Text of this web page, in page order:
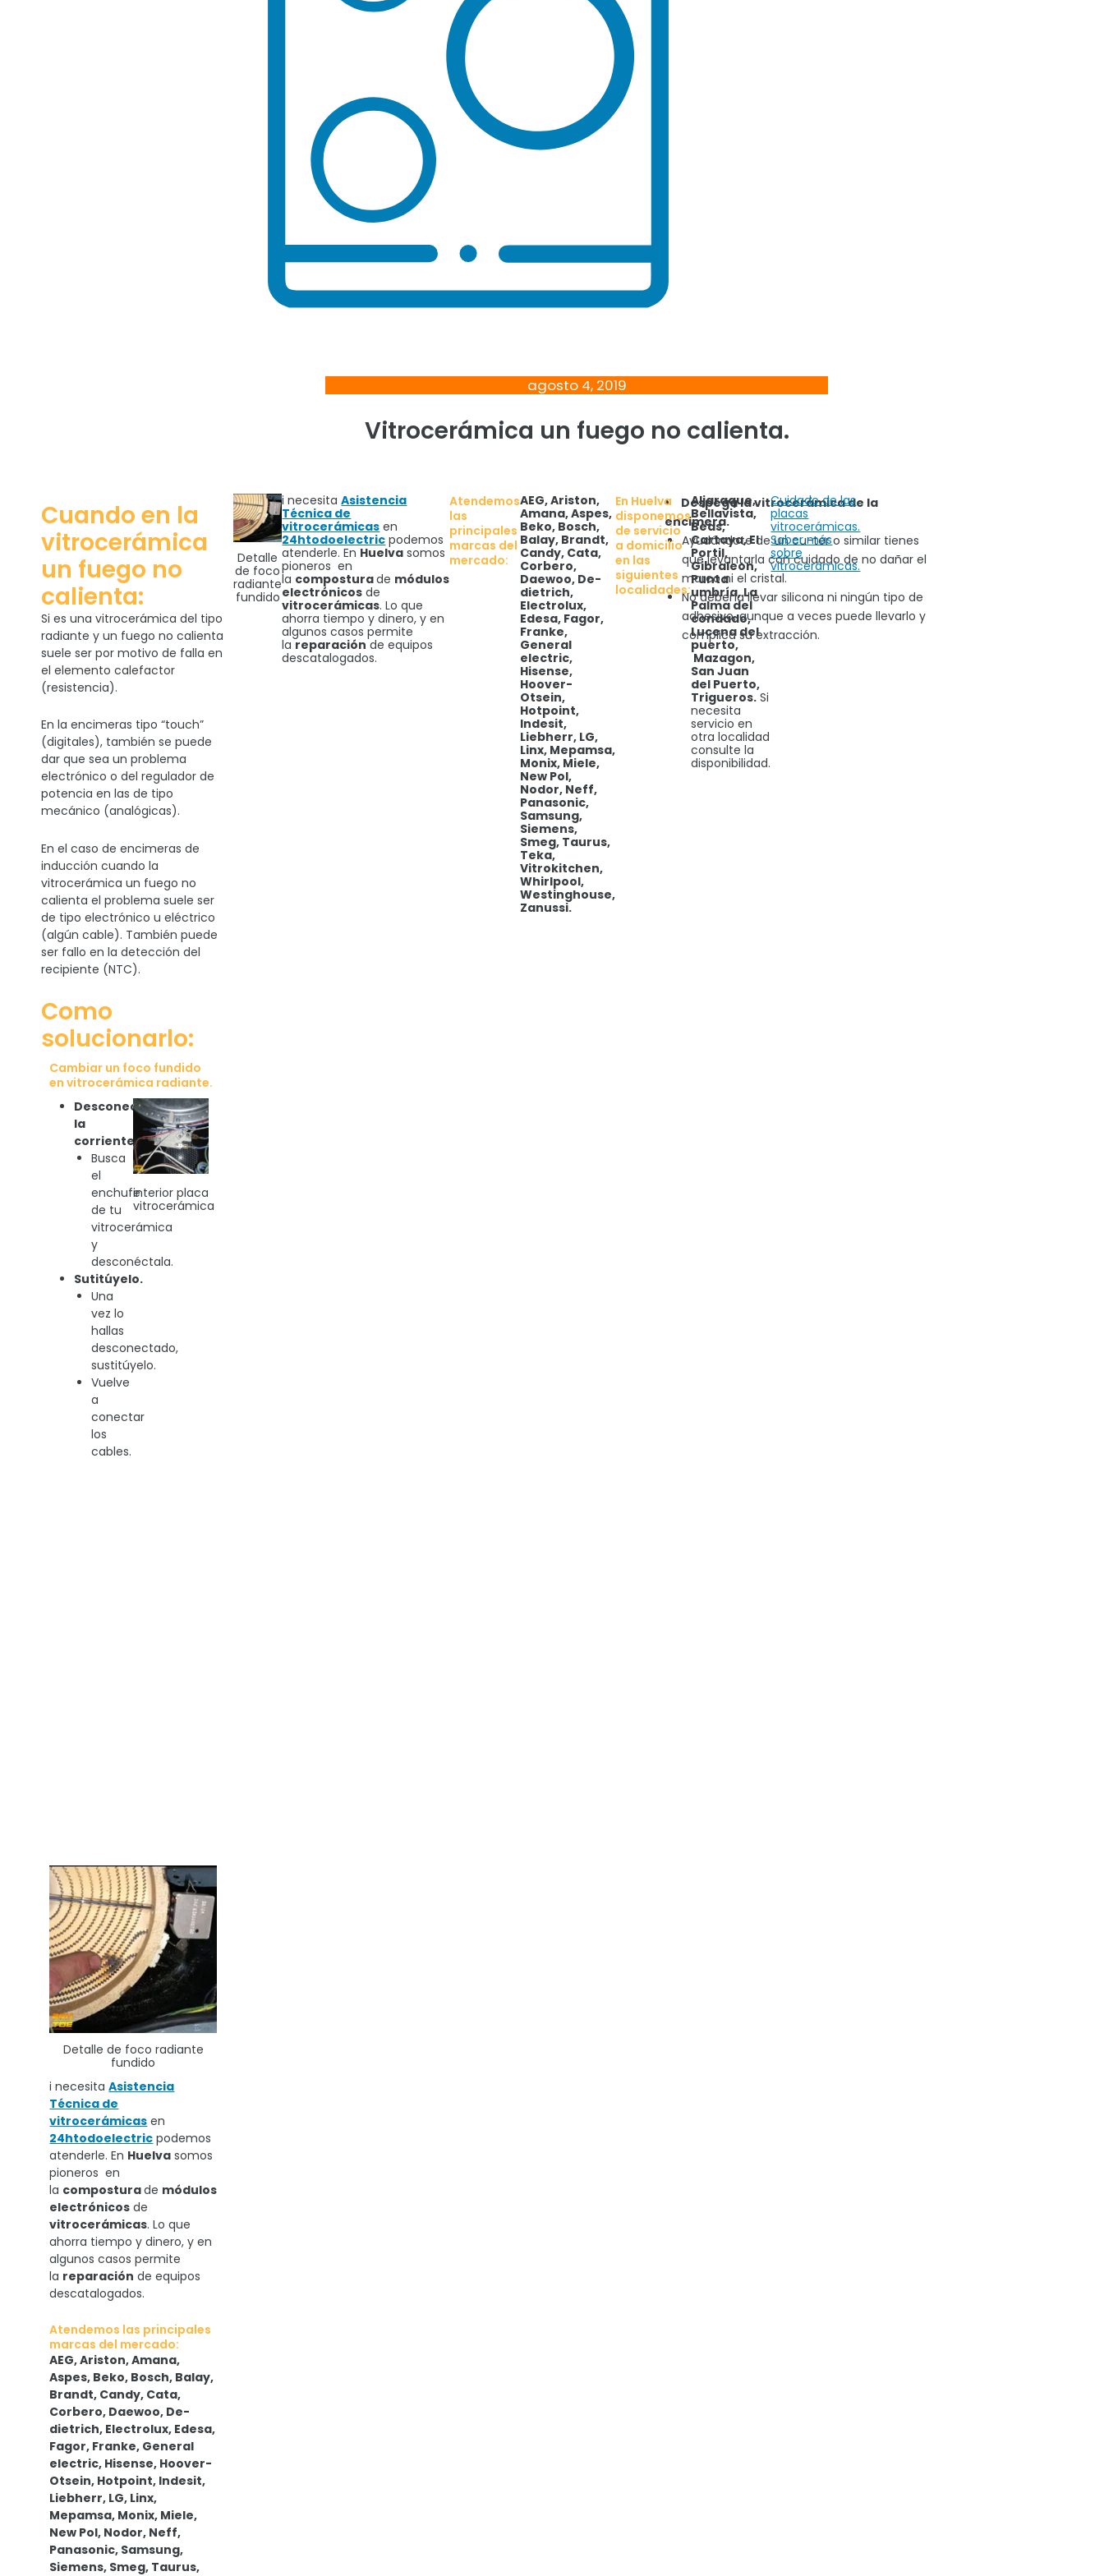
agosto 4, 2019
Vitrocerámica un fuego no calienta.
Cuando en la
vitrocerámica
un fuego no
calienta:
Si es una vitrocerámica del tipo
radiante y un fuego no calienta
suele ser por motivo de falla en
el elemento calefactor
(resistencia).
En la encimeras tipo “touch”
(digitales), también se puede
dar que sea un problema
electrónico o del regulador de
potencia en las de tipo
mecánico (analógicas).
En el caso de encimeras de
inducción cuando la
vitrocerámica un fuego no
calienta el problema suele ser
de tipo electrónico u eléctrico
(algún cable). También puede
ser fallo en la detección del
recipiente (NTC).
Como
solucionarlo:
Cambiar un foco fundido
en vitrocerámica radiante.
Desconectar
la
corriente.
Busca
el
enchufe
de tu
vitrocerámica
y
desconéctala.
Sutitúyelo.
Una
vez lo
hallas
desconectado,
sustitúyelo.
Vuelve
a
conectar
los
cables.
interior placa
vitrocerámica
Detalle de foco radiante
fundido
i necesitaAsistencia
Técnica de
vitrocerámicas en
24htodoelectric podemos
atenderle. En Huelva somos
pioneros en
la composturade módulos
electrónicos de
vitrocerámicas. Lo que
ahorra tiempo y dinero, y en
algunos casos permite
la reparación de equipos
descatalogados.
Atendemos las principales
marcas del mercado:
AEG, Ariston, Amana,
Aspes, Beko, Bosch, Balay,
Brandt, Candy, Cata,
Corbero, Daewoo, De-
dietrich, Electrolux, Edesa,
Fagor, Franke, General
electric, Hisense, Hoover-
Otsein, Hotpoint, Indesit,
Liebherr, LG, Linx,
Mepamsa, Monix, Miele,
New Pol, Nodor, Neff,
Panasonic, Samsung,
Siemens, Smeg, Taurus,
Detalle
de foco
radiante
fundido
i necesitaAsistencia
Técnica de
vitrocerámicas en
24htodoelectric podemos
atenderle. En Huelva somos
pioneros en
la composturade módulos
electrónicos de
vitrocerámicas. Lo que
ahorra tiempo y dinero, y en
algunos casos permite
lareparaciónde equipos
descatalogados.
Atendemos
las
principales
marcas del
mercado:
AEG, Ariston,
Amana, Aspes,
Beko, Bosch,
Balay, Brandt,
Candy, Cata,
Corbero,
Daewoo, De-
dietrich,
Electrolux,
Edesa, Fagor,
Franke,
General
electric,
Hisense,
Hoover-
Otsein,
Hotpoint,
Indesit,
Liebherr, LG,
Linx, Mepamsa,
Monix, Miele,
New Pol,
Nodor, Neff,
Panasonic,
Samsung,
Siemens,
Smeg, Taurus,
Teka,
Vitrokitchen,
Whirlpool,
Westinghouse,
Zanussi.
En Huelva
disponemos
de servicio
a domicilio
en las
siguientes
localidades:
Aljaraque,
Bellavista,
Beas,
Cartaya, El
Portil,
Gibraleon,
Punta
umbría, La
Palma del
condado,
Lucena del
puerto,
Mazagon,
San Juan
del Puerto,
Trigueros. Si
necesita
servicio en
otra localidad
consulte la
disponibilidad.
Cuidado de las
placas
vitrocerámicas.
Saber más
sobre
vitrocerámicas.
Despega la vitrocerámica de la
encimera.
Ayudándote de un cu-ter o similar tienes
que levantarla con cuidado de no dañar el
marco ni el cristal.
No debería llevar silicona ni ningún tipo de
adhesivo, aunque a veces puede llevarlo y
complica su extracción.